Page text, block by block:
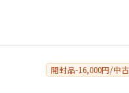
開封品-16,000円/中